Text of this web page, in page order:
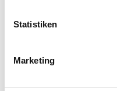
können
bestimmten
Erfahren Sie mehr
Statistiken
Marketing
Lindsey Vonn begeistert